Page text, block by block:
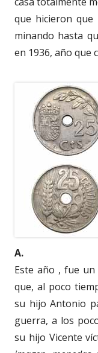
que hicieron
minando hasta
en 1936, año que
A.
Este año , fue
que, al poco
su hijo Antonio
guerra, a los
su hijo Vicente